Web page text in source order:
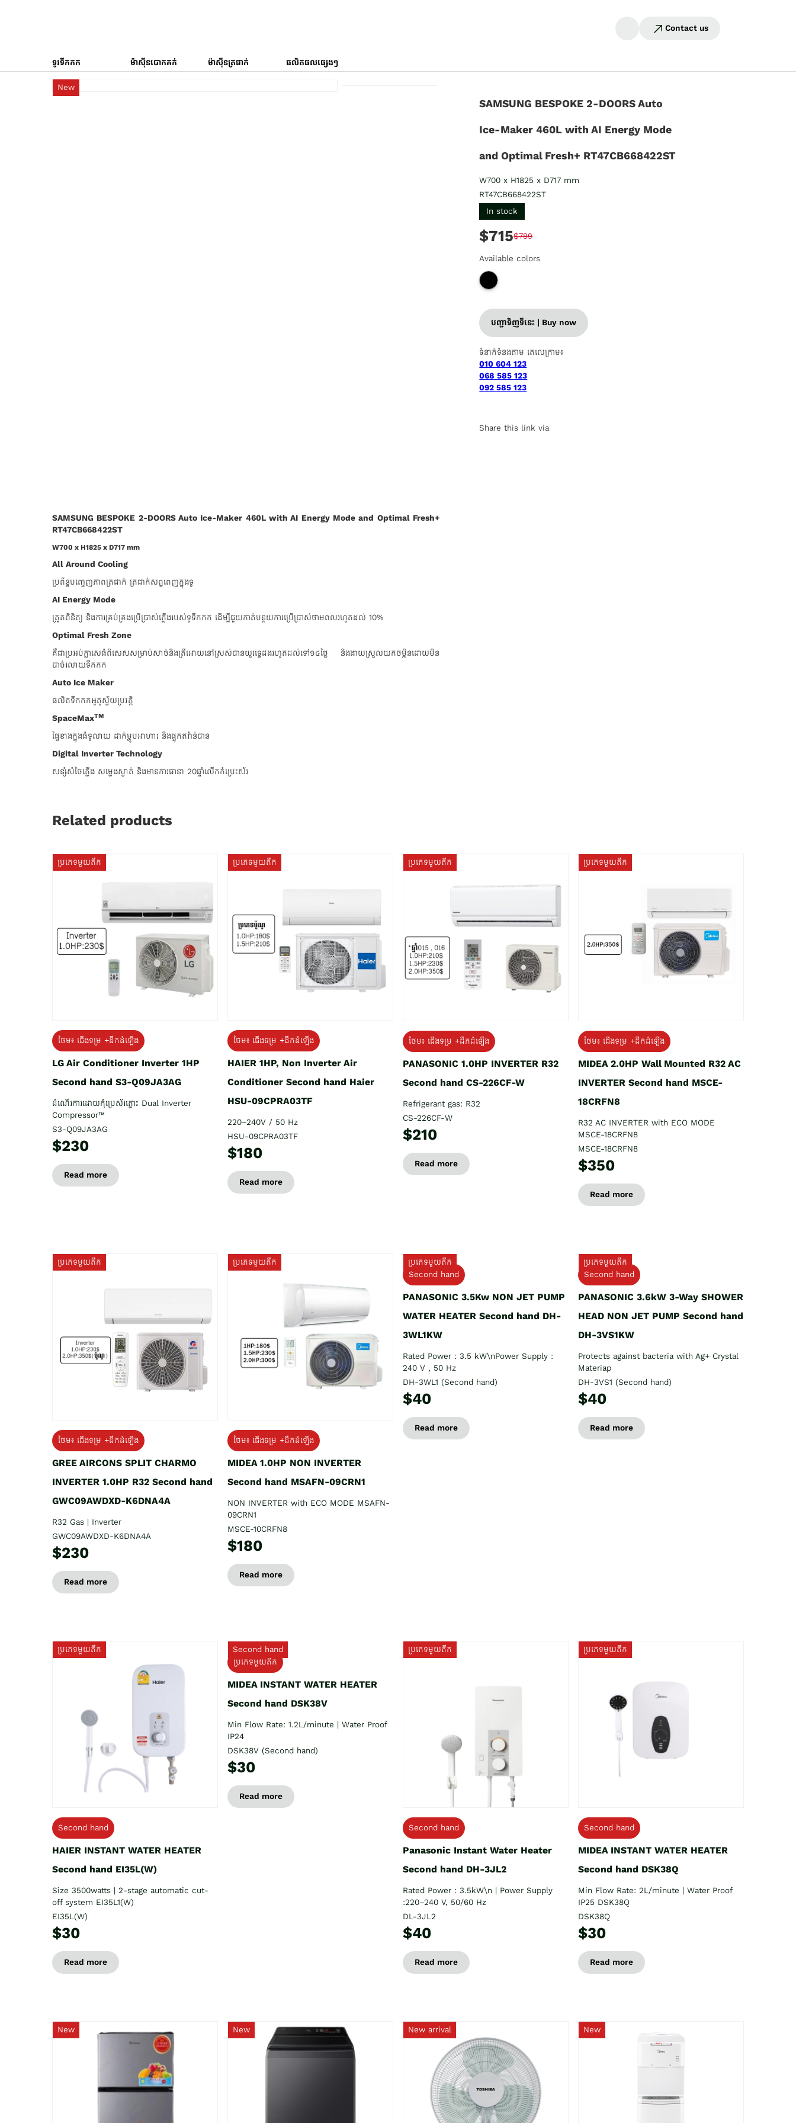
Contact us
ទូរទឹកកក ម៉ាស៊ីនបោកគក់ ម៉ាស៊ីនត្រជាក់ ផលិតផលផ្សេងៗ
New
SAMSUNG BESPOKE 2-DOORS Auto
Ice-Maker 460L with AI Energy Mode
and Optimal Fresh+ RT47CB668422ST
W700 x H1825 x D717 mm
RT47CB668422ST
In stock
$715$789
Available colors
បញ្ជាទិញទីនេះ | Buy now
ទំនាក់ទំនងតាម តេលេក្រាម៖
010 604 123
068 585 123
092 585 123
Share this link via
SAMSUNG BESPOKE 2-DOORS Auto Ice-Maker 460L with AI Energy Mode and Optimal Fresh+
RT47CB668422ST
W700 x H1825 x D717 mm
All Around Cooling
ប្រព័ន្ធបញ្ចេញភាពត្រជាក់ ត្រជាក់សព្វពេញក្នុងទូ
AI Energy Mode
ត្រួតពិនិត្យ និងការគ្រប់គ្រងប្រើប្រាស់ភ្លើងរបស់ទូទឹកកក ដើម្បីជួយកាត់បន្ថយការប្រើប្រាស់ថាមពលរហូតដល់ 10%
Optimal Fresh Zone
គឺជាប្រអប់ក្លាសេធំពិសេសសម្រាប់សាច់និងត្រីអោយនៅស្រស់បានយូរទ្វេដងរហូតដល់ទៅ១៤ថ្ងៃ និងងាយស្រួលយកចម្អិនដោយមិន
បាច់រលាយទឹកកក
Auto Ice Maker
ផលិតទឹកកកអូតូស្វ័យប្រវត្តិ
SpaceMaxTM
ផ្ទៃខាងក្នុងធំទូលាយ ដាក់ម្ហូបអាហារ​ និងផ្ទុកឥវ៉ាន់បាន
Digital Inverter Technology
សន្សំសំចៃភ្លើង សម្លេងស្ងាត់​ និងមានការធានា 20ឆ្នាំលើកកំប្រេះស័រ
Related products
ប្រភេទមួយតឹក
ថែម៖ ជើងទម្រ +ដឹកដំឡើង
LG Air Conditioner Inverter 1HP
Second hand S3-Q09JA3AG
ដំណើរការដោយកុំប្រេស័រភ្លោះ Dual Inverter
Compressor™
S3-Q09JA3AG
$230
Read more
ប្រភេទមួយតឹក
ថែម៖ ជើងទម្រ +ដឹកដំឡើង
HAIER 1HP, Non Inverter Air
Conditioner Second hand Haier
HSU-09CPRA03TF
220–240V / 50 Hz
HSU-09CPRA03TF
$180
Read more
ប្រភេទមួយតឹក
ថែម៖ ជើងទម្រ +ដឹកដំឡើង
PANASONIC 1.0HP INVERTER R32
Second hand CS-226CF-W
Refrigerant gas: R32
CS-226CF-W
$210
Read more
ប្រភេទមួយតឹក
ថែម៖ ជើងទម្រ +ដឹកដំឡើង
MIDEA 2.0HP Wall Mounted R32 AC
INVERTER Second hand MSCE-
18CRFN8
R32 AC INVERTER with ECO MODE
MSCE-18CRFN8
MSCE-18CRFN8
$350
Read more
ប្រភេទមួយតឹក
ថែម៖ ជើងទម្រ +ដឹកដំឡើង
GREE AIRCONS SPLIT CHARMO
INVERTER 1.0HP R32 Second hand
GWC09AWDXD-K6DNA4A
R32 Gas | Inverter
GWC09AWDXD-K6DNA4A
$230
Read more
ប្រភេទមួយតឹក
ថែម៖ ជើងទម្រ +ដឹកដំឡើង
MIDEA 1.0HP NON INVERTER
Second hand MSAFN-09CRN1
NON INVERTER with ECO MODE MSAFN-
09CRN1
MSCE-10CRFN8
$180
Read more
ប្រភេទមួយតឹក
Second hand
PANASONIC 3.5Kw NON JET PUMP
WATER HEATER Second hand DH-
3WL1KW
Rated Power : 3.5 kW\nPower Supply :
240 V , 50 Hz
DH-3WL1 (Second hand)
$40
Read more
ប្រភេទមួយតឹក
Second hand
PANASONIC 3.6kW 3-Way SHOWER
HEAD NON JET PUMP Second hand
DH-3VS1KW
Protects against bacteria with Ag+ Crystal
Materiap
DH-3VS1 (Second hand)
$40
Read more
ប្រភេទមួយតឹក
Second hand
HAIER INSTANT WATER HEATER
Second hand EI35L(W)
Size 3500watts | 2-stage automatic cut-
off system EI35L1(W)
EI35L(W)
$30
Read more
Second hand
ប្រភេទមួយតឹក
MIDEA INSTANT WATER HEATER
Second hand DSK38V
Min Flow Rate: 1.2L/minute | Water Proof
IP24
DSK38V (Second hand)
$30
Read more
ប្រភេទមួយតឹក
Second hand
Panasonic Instant Water Heater
Second hand DH-3JL2
Rated Power : 3.5kW\n | Power Supply
:220–240 V, 50/60 Hz
DL-3JL2
$40
Read more
ប្រភេទមួយតឹក
Second hand
MIDEA INSTANT WATER HEATER
Second hand DSK38Q
Min Flow Rate: 2L/minute | Water Proof
IP25 DSK38Q
DSK38Q
$30
Read more
New New New arrival New